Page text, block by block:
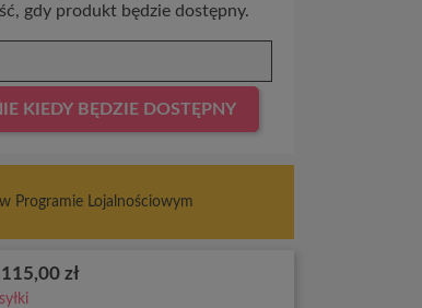
gdy produkt będzie dostępny.
KIEDY BĘDZIE DOSTĘPNY
Programie Lojalnościowym
zł